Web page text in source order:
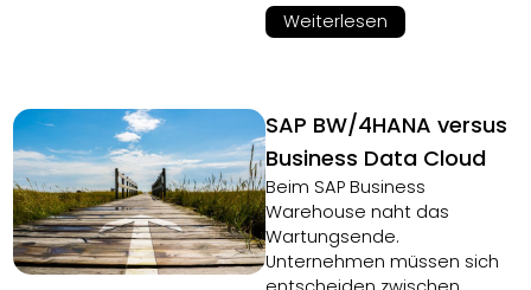
Weiterlesen
SAP BW/4HANA versus
Business Data Cloud
Beim SAP Business
Warehouse naht das
Wartungsende.
Unternehmen müssen sich